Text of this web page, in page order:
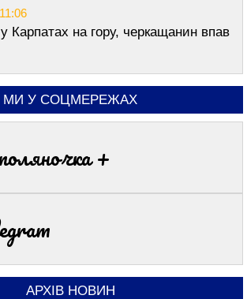
Карпатах на гору, черкащанин впав
МИ У СОЦМЕРЕЖАХ
+
АРХІВ НОВИН